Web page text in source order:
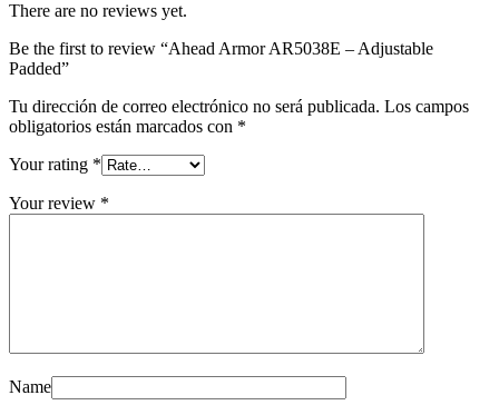
There are no reviews yet.
Be the first to review “Ahead Armor AR5038E – Adjustable
Padded”
Tu dirección de correo electrónico no será publicada. Los campos
obligatorios están marcados con *
Your rating *
Your review *
Name